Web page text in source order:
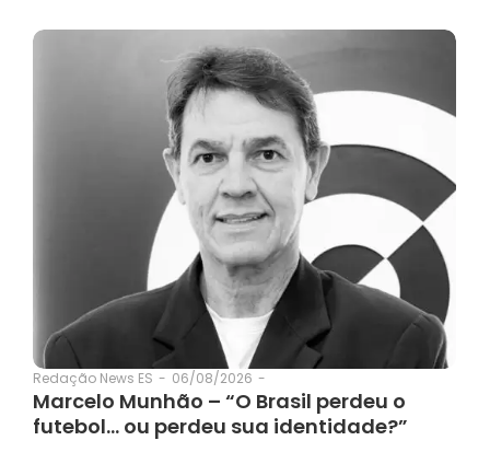
Redação News ES - 06/08/2026 -
Marcelo Munhão – “O Brasil perdeu o
futebol… ou perdeu sua identidade?”